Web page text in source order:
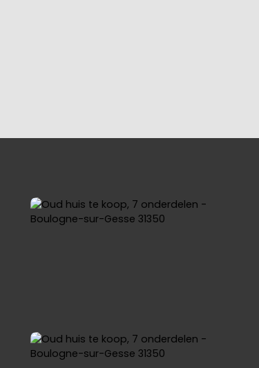
REGIONS BLOG CONTACT